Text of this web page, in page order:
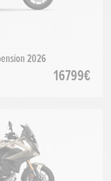
2026
16799€